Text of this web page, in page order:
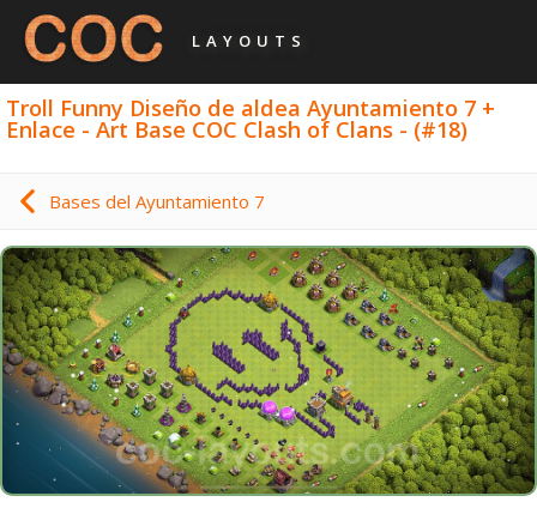
LAYOUTS
Troll Funny Diseño de aldea Ayuntamiento 7 +
Enlace - Art Base COC Clash of Clans - (#18)
Bases del Ayuntamiento 7